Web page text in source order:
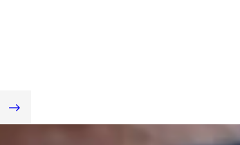
->